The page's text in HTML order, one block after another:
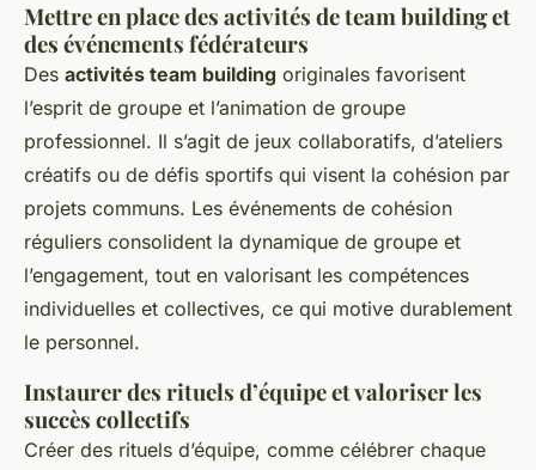
Mettre en place des activités de team building et
des événements fédérateurs
Des activités team building originales favorisent
l’esprit de groupe et l’animation de groupe
professionnel. Il s’agit de jeux collaboratifs, d’ateliers
créatifs ou de défis sportifs qui visent la cohésion par
projets communs. Les événements de cohésion
réguliers consolident la dynamique de groupe et
l’engagement, tout en valorisant les compétences
individuelles et collectives, ce qui motive durablement
le personnel.
Instaurer des rituels d’équipe et valoriser les
succès collectifs
Créer des rituels d’équipe, comme célébrer chaque